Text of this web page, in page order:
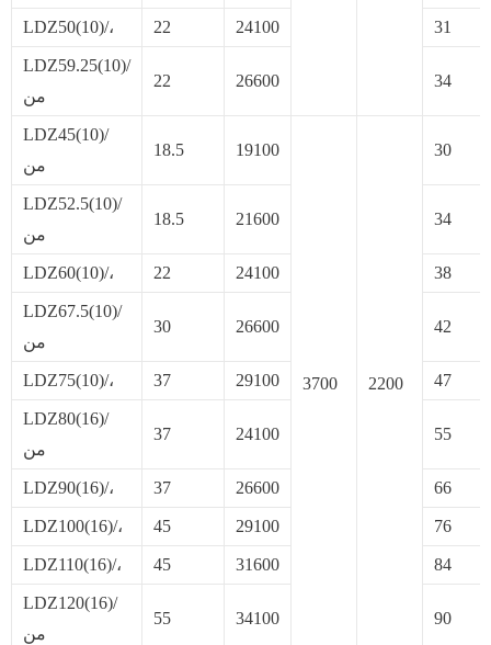
LDZ50(10)/، 22 24100 31
LDZ59.25(10)/
من
22 26600 34
LDZ45(10)/
من
18.5 19100
3700 2200
30
LDZ52.5(10)/
من
18.5 21600 34
LDZ60(10)/، 22 24100 38
LDZ67.5(10)/
من
30 26600 42
LDZ75(10)/، 37 29100 47
LDZ80(16)/
من
37 24100 55
LDZ90(16)/، 37 26600 66
LDZ100(16)/، 45 29100 76
LDZ110(16)/، 45 31600 84
LDZ120(16)/
من
55 34100 90